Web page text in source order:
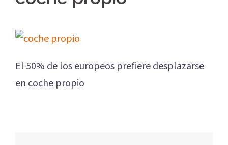
El 50% de los europeos prefiere desplazarse
en coche propio